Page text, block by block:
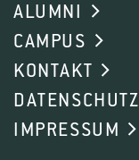
ALUMNI
CAMPUS
KONTAKT
DATENSCHUTZ
IMPRESSUM